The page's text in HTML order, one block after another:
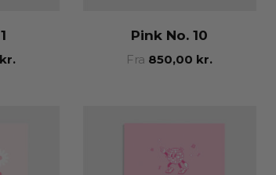
kr.
Pink No. 10
Fra 850,00 kr.